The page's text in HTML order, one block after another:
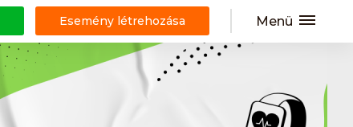
Esemény létrehozása Menü